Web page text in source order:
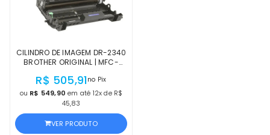
CILINDRO DE IMAGEM DR-2340
BROTHER ORIGINAL | MFC-
MFC-L2740DW, MFC-L2700D,
DCP-L2540DW, DCP-L2520DW,
HL-L2360DW, HL-L2320D
R$ 505,91no Pix
ou R$ 549,90 em até 12x de R$
45,83
VER PRODUTO